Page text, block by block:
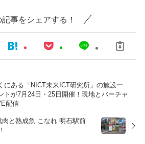
記事をシェアする！
にある「NICT未来ICT研究所」の施設一
トが7月24日・25日開催！現地とバーチャ
配信
と熟成魚 こなれ 明石駅前